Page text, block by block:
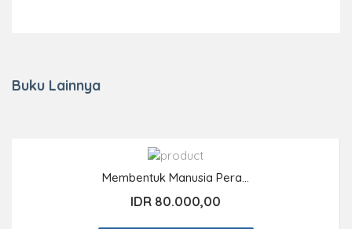
Buku Lainnya
Membentuk Manusia Pera...
IDR 80.000,00